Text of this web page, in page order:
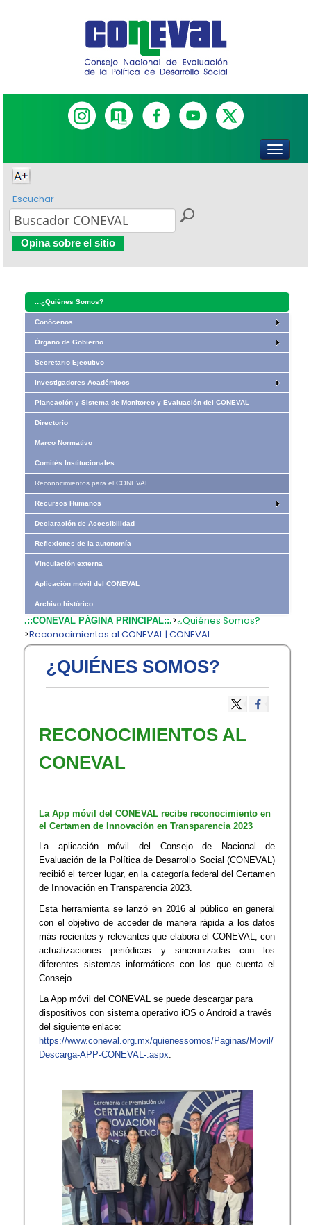
Escuchar
Opina sobre el sitio
.::¿Quiénes Somos?
Conócenos
Órgano de Gobierno
Secretario Ejecutivo
Investigadores Académicos
Planeación y Sistema de Monitoreo y Evaluación del CONEVAL
Directorio
Marco Normativo
Comités Institucionales
Reconocimientos para el CONEVAL
Recursos Humanos
Declaración de Accesibilidad
Reflexiones de la autonomía
Vinculación externa
Aplicación móvil del CONEVAL
Archivo histórico
.::CONEVAL PÁGINA PRINCIPAL::.>¿Quiénes Somos?
>Reconocimientos al CONEVAL | CONEVAL
¿QUIÉNES SOMOS?
RECONOCIMIENTOS AL
CONEVAL
La App móvil del CONEVAL recibe reconocimiento en
el Certamen de Innovación en Transparencia 2023
La aplicación móvil del Consejo de Nacional de
Evaluación de la Política de Desarrollo Social (CONEVAL)
recibió el tercer lugar, en la categoría federal del Certamen
de Innovación en Transparencia 2023.
Esta herramienta se lanzó en 2016 al público en general
con el objetivo de acceder de manera rápida a los datos
más recientes y relevantes que elabora el CONEVAL, con
actualizaciones periódicas y sincronizadas con los
diferentes sistemas informáticos con los que cuenta el
Consejo.
La App móvil del CONEVAL se puede descargar para
dispositivos con sistema operativo iOS o Android a través
del siguiente enlace:
https://www.coneval.org.mx/quienessomos/Paginas/Movil/
Descarga-APP-CONEVAL-.aspx.